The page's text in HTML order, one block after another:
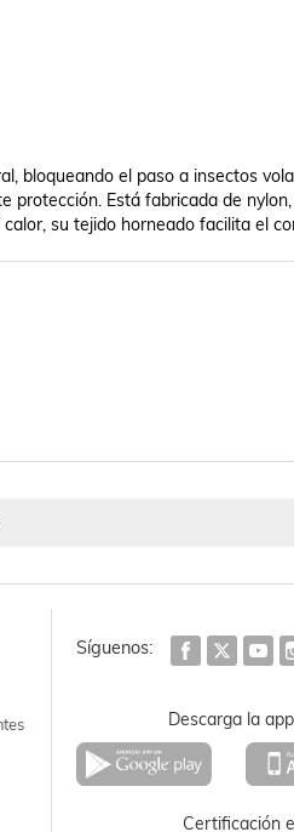
bloqueando el paso a insectos
protección. Está fabricada de
su tejido horneado facilita el
Síguenos:
Descarga la
Certificación